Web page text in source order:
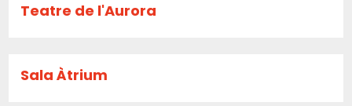
Teatre de l'Aurora
Sala Àtrium